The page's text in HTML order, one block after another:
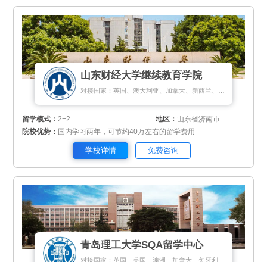
山东财经大学继续教育学院
留学模式： 2+2 地区： 山东省济南市
院校优势： 国内学习两年，可节约40万左右的留学费用
学校详情 免费咨询
青岛理工大学SQA留学中心